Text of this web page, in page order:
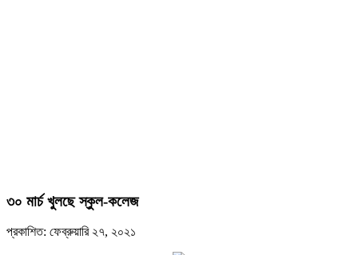
৩০ মার্চ খুলছে স্কুল-কলেজ
প্রকাশিত: ফেব্রুয়ারি ২৭, ২০২১